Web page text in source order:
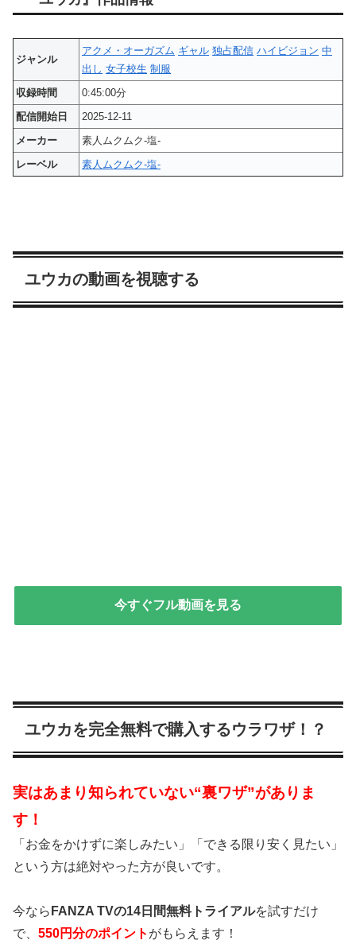
ジャンル
アクメ・オーガズム ギャル 独占配信 ハイビジョン 中
出し 女子校生 制服
収録時間
0:45:00分
配信開始日
2025-12-11
メーカー
素人ムクムク-塩-
レーベル
素人ムクムク-塩-
ユウカの動画を視聴する
今すぐフル動画を見る
ユウカを完全無料で購入するウラワザ！？
実はあまり知られていない“裏ワザ”がありま
す！
「お金をかけずに楽しみたい」「できる限り安く見たい」
という方は絶対やった方が良いです。
今なら FANZA TVの14日間無料トライアルを試すだけ
で、 550円分のポイント がもらえます！